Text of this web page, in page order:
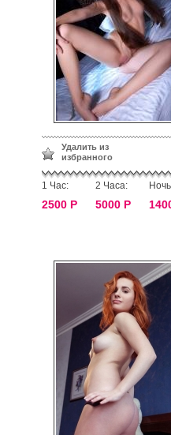
Удалить из
избранного
1 Час:
2500 Р
2 Часа:
5000 Р